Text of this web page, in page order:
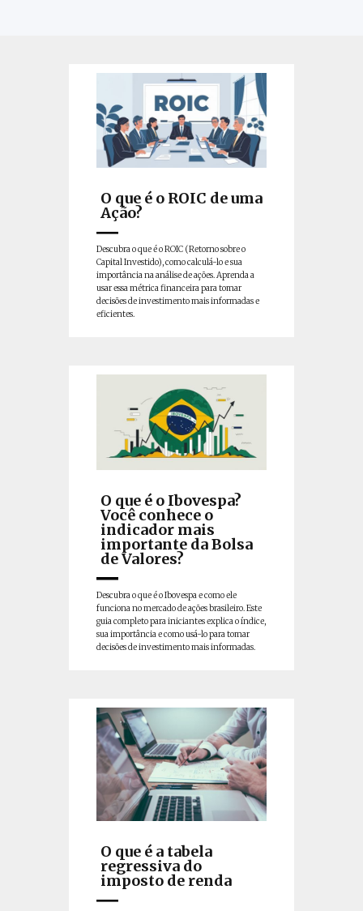
O que é o ROIC de uma
Ação?
Descubra o que é o ROIC (Retorno sobre o
Capital Investido), como calculá-lo e sua
importância na análise de ações. Aprenda a
usar essa métrica financeira para tomar
decisões de investimento mais informadas e
eficientes.
O que é o Ibovespa?
Você conhece o
indicador mais
importante da Bolsa
de Valores?
Descubra o que é o Ibovespa e como ele
funciona no mercado de ações brasileiro. Este
guia completo para iniciantes explica o índice,
sua importância e como usá-lo para tomar
decisões de investimento mais informadas.
O que é a tabela
regressiva do
imposto de renda